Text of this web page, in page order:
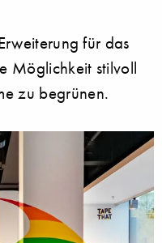
für das
Möglichkeit stilvoll
zu begrünen.